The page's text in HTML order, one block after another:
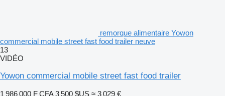
remorque alimentaire Yowon
commercial mobile street fast food trailer neuve
13
VIDÉO
Yowon commercial mobile street fast food trailer
1 986 000 F CFA 3 500 $US ≈ 3 029 €